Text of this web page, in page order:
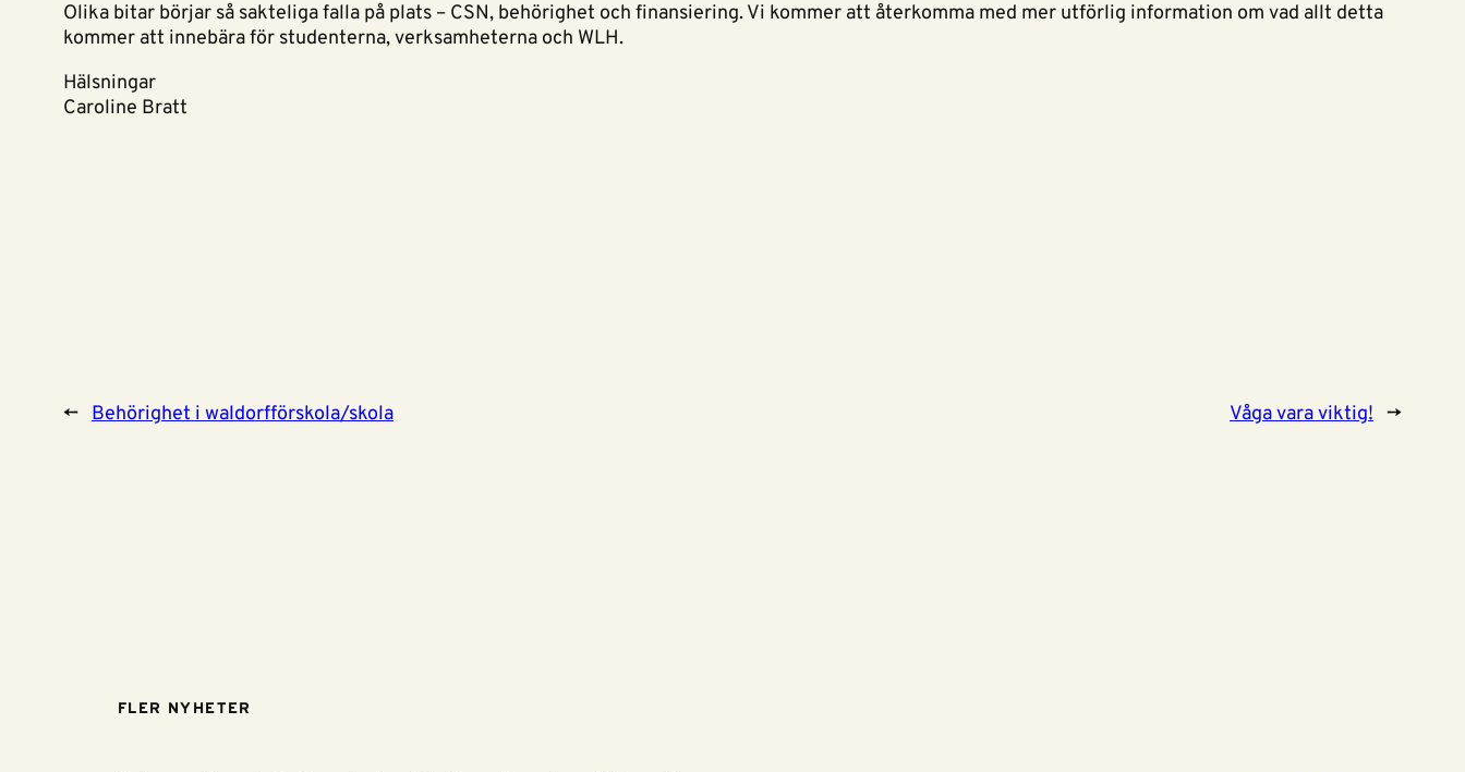
Olika bitar börjar så sakteliga falla på plats – CSN, behörighet och finansiering. Vi kommer att återkomma med mer utförlig information om vad allt detta
kommer att innebära för studenterna, verksamheterna och WLH.
Hälsningar
Caroline Bratt
← Behörighet i waldorfförskola/skola Våga vara viktig! →
FLER NYHETER